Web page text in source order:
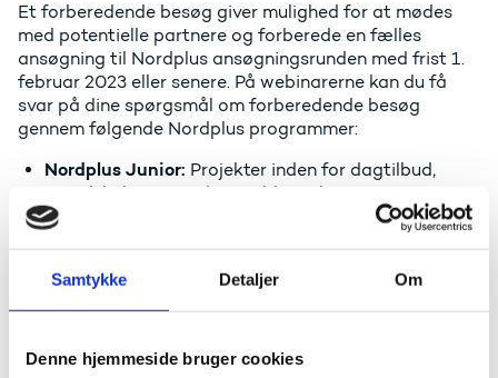
Samtykke Detaljer Om
Denne hjemmeside bruger cookies
Et forberedende besøg giver mulighed for at mødes
med potentielle partnere og forberede en fælles
ansøgning til Nordplus ansøgningsrunden med frist 1.
februar 2023 eller senere. På webinarerne kan du få
svar på dine spørgsmål om forberedende besøg
gennem følgende Nordplus programmer:
Nordplus Junior: Projekter inden for dagtilbud,
grundskole og ungdomsuddannelse
Nordplus Voksen:
Projekter inden for formel,
uformel og ikke-formel voksenuddannelse samt
folkeoplysning
Nordplus Nordens Sprog: Projekter inden for alle
uddannelsessektorer med fokus på nordiske sprog
Læs mere om Nordplus